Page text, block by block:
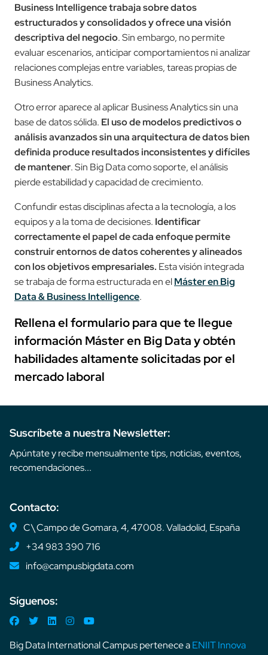
Business Intelligence trabaja sobre datos
estructurados y consolidados y ofrece una visión
descriptiva del negocio. Sin embargo, no permite
evaluar escenarios, anticipar comportamientos ni analizar
relaciones complejas entre variables, tareas propias de
Business Analytics.
Otro error aparece al aplicar Business Analytics sin una
base de datos sólida. El uso de modelos predictivos o
análisis avanzados sin una arquitectura de datos bien
definida produce resultados inconsistentes y difíciles
de mantener. Sin Big Data como soporte, el análisis
pierde estabilidad y capacidad de crecimiento.
Confundir estas disciplinas afecta a la tecnología, a los
equipos y a la toma de decisiones. Identificar
correctamente el papel de cada enfoque permite
construir entornos de datos coherentes y alineados
con los objetivos empresariales. Esta visión integrada
se trabaja de forma estructurada en elMáster en Big
Data & Business Intelligence.
Rellena el formulario para que te llegue
información Máster en Big Data y obtén
habilidades altamente solicitadas por el
mercado laboral
Suscríbete a nuestra Newsletter:
Apúntate y recibe mensualmente tips, noticias, eventos,
recomendaciones...
Contacto:
C\ Campo de Gomara, 4, 47008. Valladolid, España
+34 983 390 716
info@campusbigdata.com
Síguenos:
Big Data International Campus pertenece aENIIT Innova